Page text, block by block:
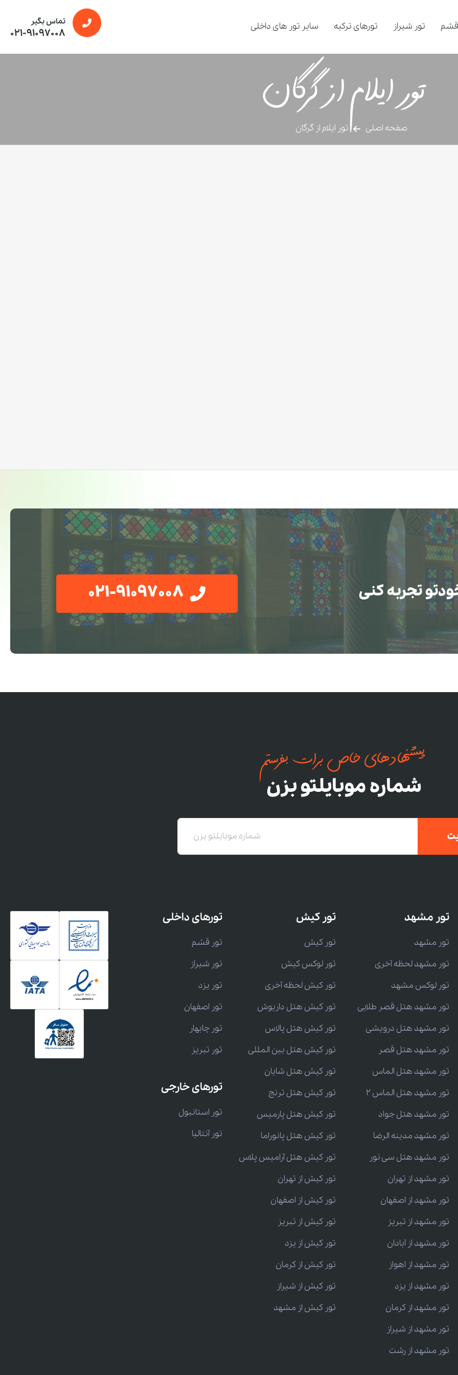
قشم تور شیراز تورهای ترکیه سایر تور های داخلی تماس بگیر
021-91097008
تور ایلام از گرگان
صفحه اصلی تور ایلام از گرگان
تجربه کنی 021-91097008
پیشنهادهای خاص برات بفرستم
شماره موبایلتو بزن
تور مشهد
تور مشهد
تور مشهد لحظه آخری
تور لوکس مشهد
تور مشهد هتل قصر طلایی
تور مشهد هتل درویشی
تور مشهد هتل قصر
تور مشهد هتل الماس
تور مشهد هتل الماس 2
تور مشهد هتل جواد
تور مشهد مدینه الرضا
تور مشهد هتل سی نور
تور مشهد از تهران
تور مشهد از اصفهان
تور مشهد از تبریز
تور مشهد از آبادان
تور مشهد از اهواز
تور مشهد از یزد
تور مشهد از کرمان
تور مشهد از شیراز
تور مشهد از رشت
تور کیش
تور کیش
تور لوکس کیش
تور کیش لحظه آخری
تور کیش هتل داریوش
تور کیش هتل پالاس
تور کیش هتل بین المللی
تور کیش هتل شایان
تور کیش هتل ترنج
تور کیش هتل پارمیس
تور کیش هتل پانوراما
تور کیش هتل آرامیس پلاس
تور کیش از تهران
تور کیش از اصفهان
تور کیش از تبریز
تور کیش از یزد
تور کیش از کرمان
تور کیش از شیراز
تور کیش از مشهد
تورهای داخلی
تور قشم
تور شیراز
تور یزد
تور اصفهان
تور چابهار
تور تبریز
تورهای خارجی
تور استانبول
تور آنتالیا